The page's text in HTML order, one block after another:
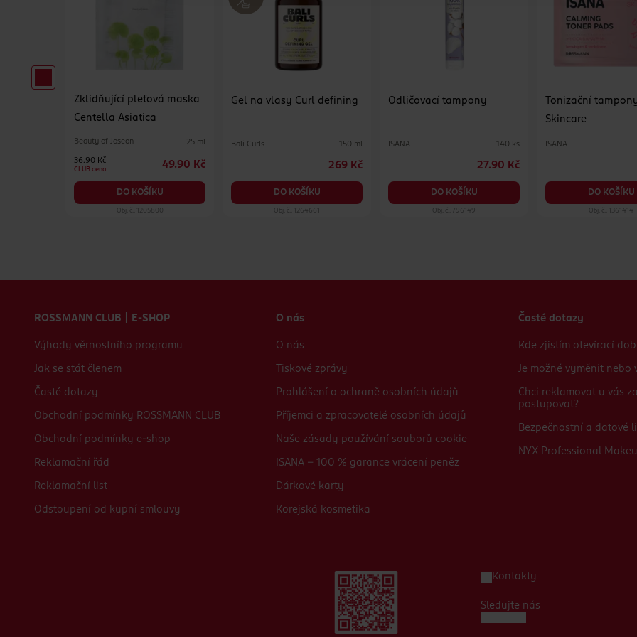
Zklidňující pleťová maska
Centella Asiatica
Beauty of Joseon 25 ml
36.90 Kč
CLUB cena 49.90 Kč
DO KOŠÍKU
Obj. č.: 1205800
Gel na vlasy Curl defining
Bali Curls 150 ml
269 Kč
DO KOŠÍKU
Obj. č.: 1264661
Odličovací tampony
ISANA 140 ks
27.90 Kč
DO KOŠÍKU
Obj. č.: 796149
Tonizační
Skincare
ISANA
DO KOŠÍKU
Obj. č.: 1361414
ROSSMANN CLUB | E-SHOP
Výhody věrnostního programu
Jak se stát členem
Časté dotazy
Obchodní podmínky ROSSMANN CLUB
Obchodní podmínky e-shop
Reklamační řád
Reklamační list
Odstoupení od kupní smlouvy
O nás
O nás
Tiskové zprávy
Prohlášení o ochraně osobních údajů
Příjemci a zpracovatelé osobních údajů
Naše zásady používání souborů cookie
ISANA - 100 % garance vrácení peněz
Dárkové karty
Korejská kosmetika
Časté dotazy
Kde zjistím otevírací
Je možné vyměnit nebo
Chci reklamovat u vás
postupovat?
Bezpečnostní a datové
NYX Professional
Kontakty
Sledujte nás